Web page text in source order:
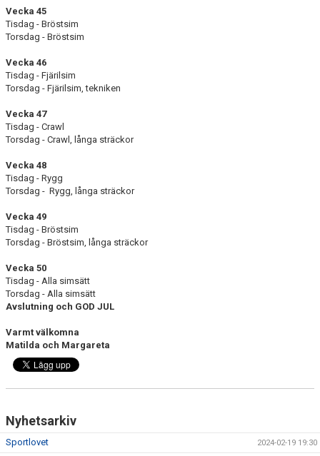
Vecka 45
Tisdag - Bröstsim
Torsdag - Bröstsim
Vecka 46
Tisdag - Fjärilsim
Torsdag - Fjärilsim, tekniken
Vecka 47
Tisdag - Crawl
Torsdag - Crawl, långa sträckor
Vecka 48
Tisdag - Rygg
Torsdag - Rygg, långa sträckor
Vecka 49
Tisdag - Bröstsim
Torsdag - Bröstsim, långa sträckor
Vecka 50
Tisdag - Alla simsätt
Torsdag - Alla simsätt
Avslutning och GOD JUL
Varmt välkomna
Matilda och Margareta
Nyhetsarkiv
Sportlovet 2024-02-19 19:30